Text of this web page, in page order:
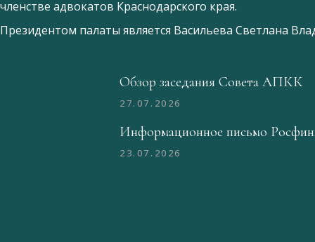
членстве адвокатов Краснодарского края.
Президентом палаты является Ваcильева Светлана
Обзор заседания Совета АПКК
27.07.2026
Информационное письмо
23.07.2026